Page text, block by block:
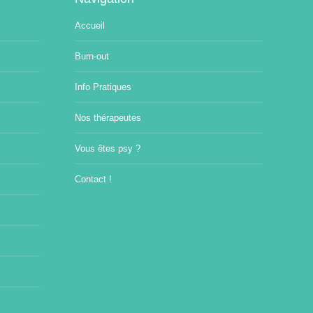
Accueil
Burn-out
Info Pratiques
Nos thérapeutes
Vous êtes psy ?
Contact !